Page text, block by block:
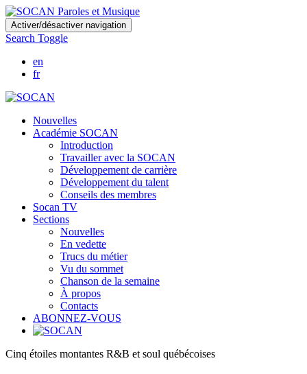
Skip
to
main
content
Activer/désactiver navigation
Search Toggle
en
fr
Nouvelles
Académie SOCAN
Introduction
Travailler avec la SOCAN
Développement de carrière
Développement du talent
Conseils des membres
Socan TV
Sections
Nouvelles
En vedette
Trucs du métier
Vu du sommet
Chanson de la semaine
À propos
Contacts
ABONNEZ-VOUS
Cinq étoiles montantes R&B et soul québécoises